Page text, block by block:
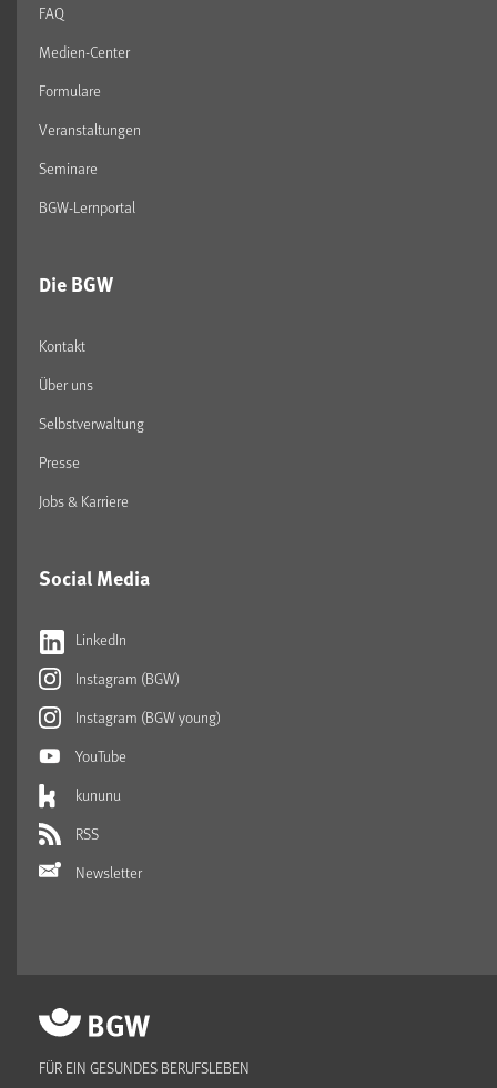
FAQ
Medien-Center
Formulare
Veranstaltungen
Seminare
BGW-Lernportal
Die BGW
Kontakt
Über uns
Selbstverwaltung
Presse
Jobs & Karriere
Social Media
LinkedIn
Instagram (BGW)
Instagram (BGW young)
YouTube
kununu
RSS
Newsletter
FÜR EIN GESUNDES BERUFSLEBEN